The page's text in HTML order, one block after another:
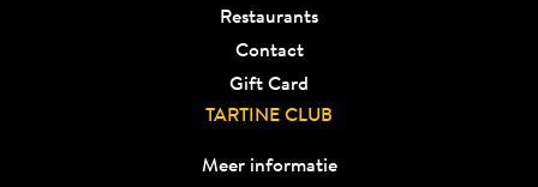
Restaurants
Contact
Gift Card
TARTINE CLUB
Meer informatie